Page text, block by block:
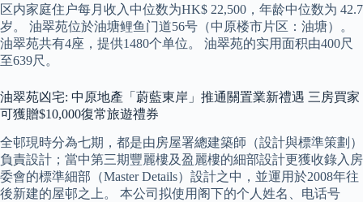
区内家庭住户每月收入中位数为HK$ 22,500，年龄中位数为 42.7
岁。 油翠苑位於油塘鲤鱼门道56号（中原楼市片区：油塘）。
油翠苑共有4座，提供1480个单位。 油翠苑的实用面积由400尺
至639尺。
油翠苑凶宅: 中原地產「蔚藍東岸」推通關置業新禮遇 三房買家
可獲贈$10,000復常旅遊禮券
全邨現時分為七期，都是由房屋署總建築師（設計與標準策劃）
負責設計；當中第三期豐麗樓及盈麗樓的細部設計更獲收錄入房
委會的標準細部（Master Details）設計之中，並運用於2008年往
後新建的屋邨之上。 本公司拟使用阁下的个人姓名、电话号